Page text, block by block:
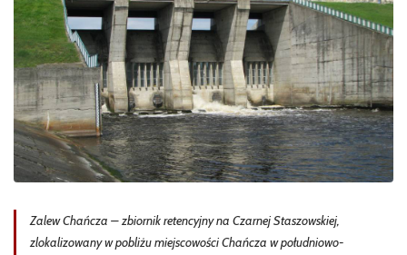
Zalew Chańcza – zbiornik retencyjny na Czarnej Staszowskiej,
zlokalizowany w pobliżu miejscowości Chańcza w południowo-